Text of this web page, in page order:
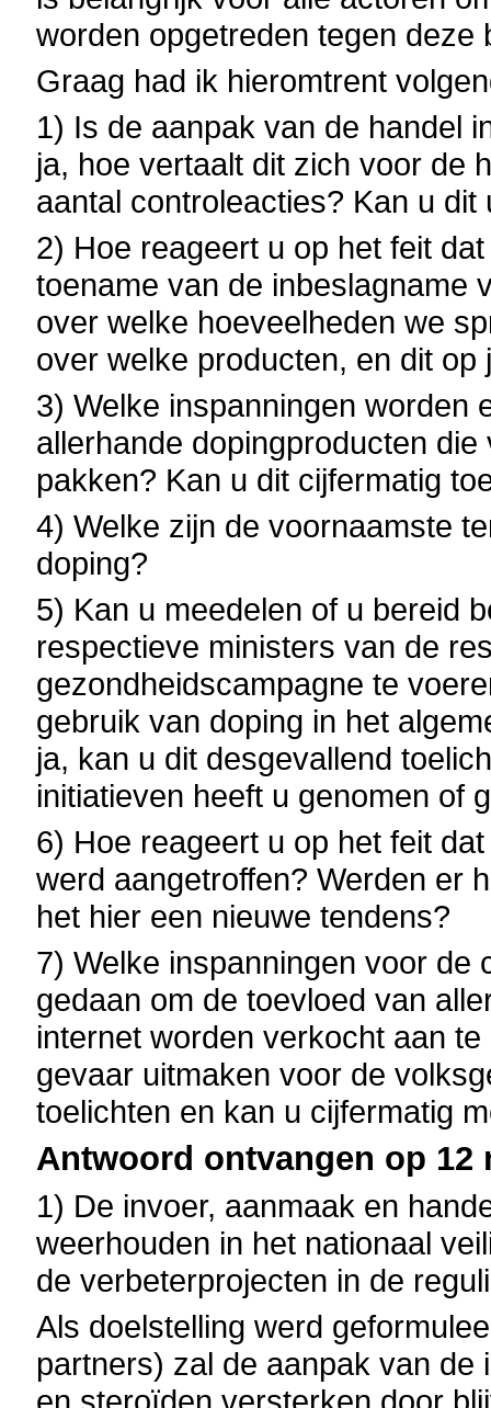
worden opgetreden tegen
Graag had ik hieromtrent
1) Is de aanpak van de handel
ja, hoe vertaalt dit zich voor de
aantal controleacties? Kan u dit
2) Hoe reageert u op het feit
toename van de inbeslagname
over welke hoeveelheden we
over welke producten, en dit op
3) Welke inspanningen worden
allerhande dopingproducten
pakken? Kan u dit cijfermatig
4) Welke zijn de voornaamste
doping?
5) Kan u meedelen of u bereid
respectieve ministers van de
gezondheidscampagne te
gebruik van doping in het
ja, kan u dit desgevallend
initiatieven heeft u genomen of
6) Hoe reageert u op het feit
werd aangetroffen? Werden er
het hier een nieuwe tendens?
7) Welke inspanningen voor de
gedaan om de toevloed van
internet worden verkocht aan
gevaar uitmaken voor de
toelichten en kan u cijfermatig
Antwoord ontvangen op 12
1) De invoer, aanmaak en
weerhouden in het nationaal
de verbeterprojecten in de
Als doelstelling werd
partners) zal de aanpak van